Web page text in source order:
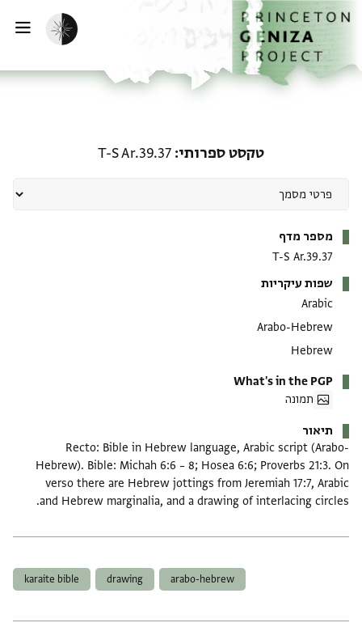
לתוכןהבית
הפעלת מצב כהה
טקסט ספרותי T-S Ar.39.37
מספר מדף
T-S Ar.39.37
שפות עיקריות
Arabic
Arabo-Hebrew
Hebrew
What's in the PGP
תמונה
תיאור
Recto: Bible in Hebrew language, Arabic script (Arabo-
Hebrew). Bible: Michah 6:6 – 8; Hosea 6:6; Proverbs 21:3. On
verso there are Hebrew jottings from Jeremiah 17:7, Arabic
and Hebrew marginalia, and a drawing of interlacing circles.
arabo-hebrew
drawing
karaite bible